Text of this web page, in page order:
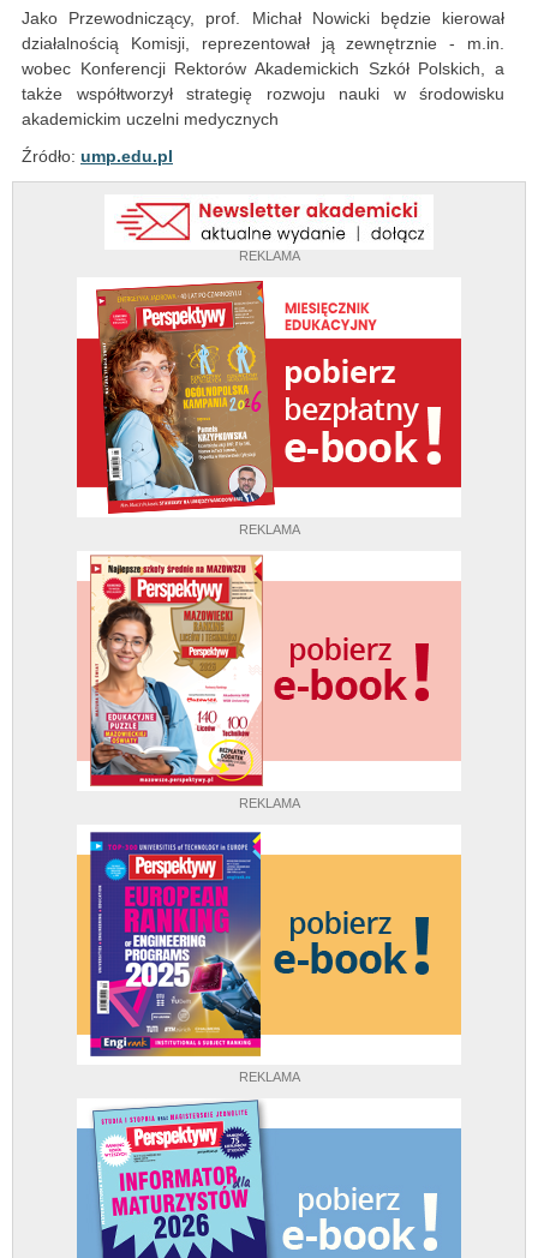
REKLAMA
REKLAMA
REKLAMA
REKLAMA
Jako Przewodniczący, prof. Michał Nowicki będzie kierował
działalnością Komisji, reprezentował ją zewnętrznie - m.in.
wobec Konferencji Rektorów Akademickich Szkół Polskich, a
także współtworzył strategię rozwoju nauki w środowisku
akademickim uczelni medycznych
Źródło: ump.edu.pl